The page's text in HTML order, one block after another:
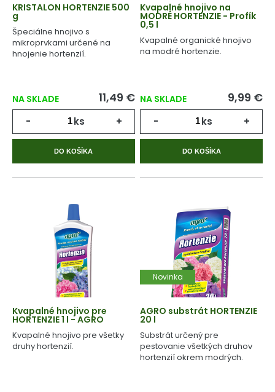
KRISTALON HORTENZIE 500
g
Špeciálne hnojivo s
mikroprvkami určené na
hnojenie hortenzií.
NA SKLADE 11,49 €
- ks +
DO KOŠÍKA
Kvapalné hnojivo na
MODRÉ HORTENZIE - Profík
0,5 l
Kvapalné organické hnojivo
na modré hortenzie.
NA SKLADE 9,99 €
- ks +
DO KOŠÍKA
Kvapalné hnojivo pre
HORTENZIE 1 l - AGRO
Kvapalné hnojivo pre všetky
druhy hortenzií.
Novinka
AGRO substrát HORTENZIE
20 l
Substrát určený pre
pestovanie všetkých druhov
hortenzií okrem modrých.